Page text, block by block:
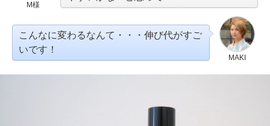
M様
MAKI
こんなに変わるなんて・・・伸び代がすご
いです！